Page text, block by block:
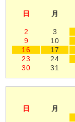
日
月
2
3
9
10
16
17
23
24
30
31
日
月